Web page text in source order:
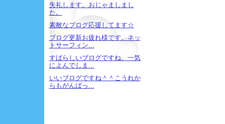
失礼します。おじゃましまし
た。
素敵なブログ応援してます☆
ブログ更新お疲れ様です。ネッ
トサーフィン...
すばらしいブログですね。一気
によんでしま...
いいブログですね＾＾こうれか
らもがんばっ...